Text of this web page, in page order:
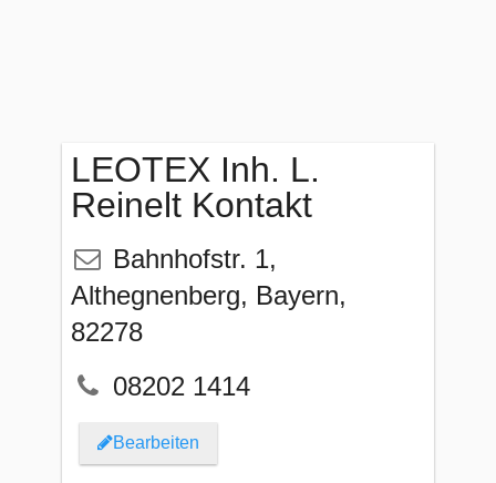
LEOTEX Inh. L.
Reinelt Kontakt
Bahnhofstr. 1,
Althegnenberg, Bayern,
82278
08202 1414
Bearbeiten